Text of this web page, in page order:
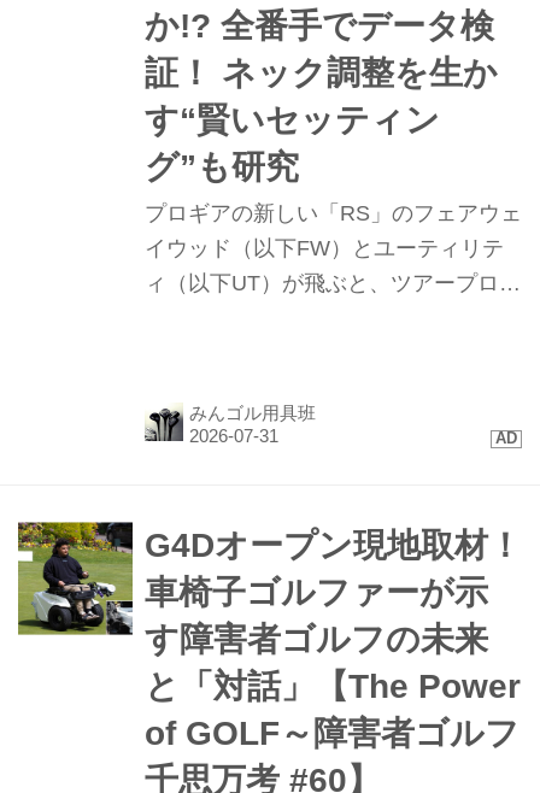
か!? 全番手でデータ検
証！ ネック調整を生か
す“賢いセッティン
グ”も研究
プロギアの新しい「RS」のフェアウェ
イウッド（以下FW）とユーティリテ
ィ（以下UT）が飛ぶと、ツアープロや
UTを打ってみたところ、「あれ？ め
の噂の真相を確かめるべく、「RS」
FWと「RS」 UTを試打して検証す
る。
みんゴル用具班
G4Dオープン現地取材！
車椅子ゴルファーが示
す障害者ゴルフの未来
と「対話」【The Power
of GOLF～障害者ゴルフ
千思万考 #60】